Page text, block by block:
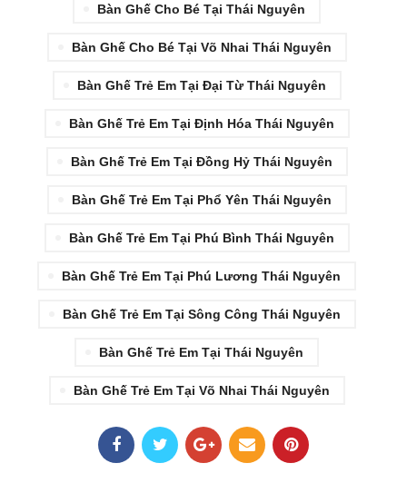
Bàn Ghế Cho Bé Tại Thái Nguyên
Bàn Ghế Cho Bé Tại Võ Nhai Thái Nguyên
Bàn Ghế Trẻ Em Tại Đại Từ Thái Nguyên
Bàn Ghế Trẻ Em Tại Định Hóa Thái Nguyên
Bàn Ghế Trẻ Em Tại Đồng Hỷ Thái Nguyên
Bàn Ghế Trẻ Em Tại Phổ Yên Thái Nguyên
Bàn Ghế Trẻ Em Tại Phú Bình Thái Nguyên
Bàn Ghế Trẻ Em Tại Phú Lương Thái Nguyên
Bàn Ghế Trẻ Em Tại Sông Công Thái Nguyên
Bàn Ghế Trẻ Em Tại Thái Nguyên
Bàn Ghế Trẻ Em Tại Võ Nhai Thái Nguyên